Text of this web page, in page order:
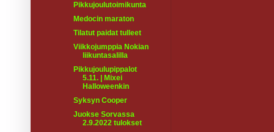
Pikkujoulutoimikunta
Medocin maraton
Tilatut paidat tulleet
Viikkojumppia Nokian
liikuntasalilla
Pikkujoulupippalot
5.11. | Mixei
Halloweenkin
Syksyn Cooper
Juokse Sorvassa
2.9.2022 tulokset